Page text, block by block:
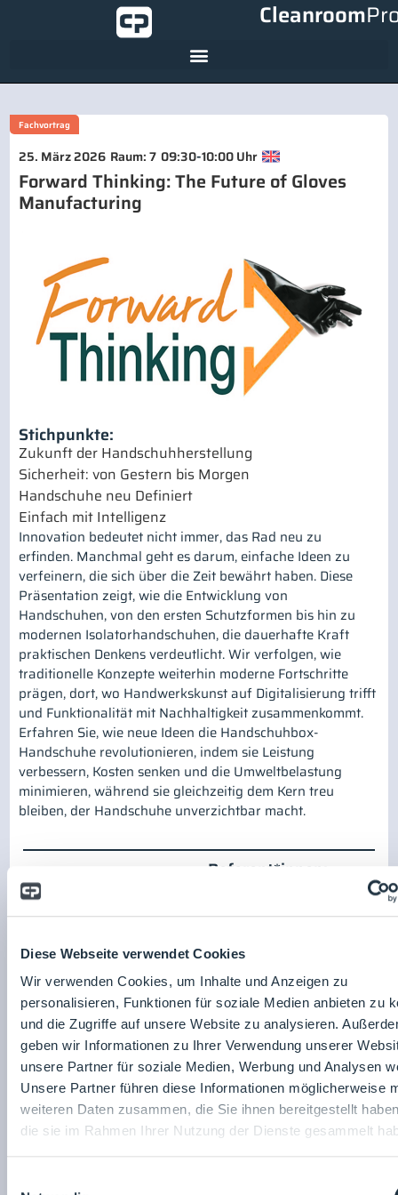
Diese Webseite verwendet Cookies
Wir verwenden Cookies, um Inhalte und Anzeigen zu
personalisieren, Funktionen für soziale Medien anbieten zu
und die Zugriffe auf unsere Website zu analysieren.
geben wir Informationen zu Ihrer Verwendung unserer
unsere Partner für soziale Medien, Werbung und Analysen
Unsere Partner führen diese Informationen möglicherweise
weiteren Daten zusammen, die Sie ihnen bereitgestellt
die sie im Rahmen Ihrer Nutzung der Dienste gesammelt
Cleanroom
Fachvortrag
25. März 2026 Raum: 7 09:30-10:00 Uhr
Forward Thinking: The Future of Gloves
Manufacturing
Stichpunkte:
Zukunft der Handschuhherstellung
Sicherheit: von Gestern bis Morgen
Handschuhe neu Definiert
Einfach mit Intelligenz
Innovation bedeutet nicht immer, das Rad neu zu
erfinden. Manchmal geht es darum, einfache Ideen zu
verfeinern, die sich über die Zeit bewährt haben. Diese
Präsentation zeigt, wie die Entwicklung von
Handschuhen, von den ersten Schutzformen bis hin zu
modernen Isolatorhandschuhen, die dauerhafte Kraft
praktischen Denkens verdeutlicht. Wir verfolgen, wie
traditionelle Konzepte weiterhin moderne Fortschritte
prägen, dort, wo Handwerkskunst auf Digitalisierung trifft
und Funktionalität mit Nachhaltigkeit zusammenkommt.
Erfahren Sie, wie neue Ideen die Handschuhbox-
Handschuhe revolutionieren, indem sie Leistung
verbessern, Kosten senken und die Umweltbelastung
minimieren, während sie gleichzeitig dem Kern treu
bleiben, der Handschuhe unverzichtbar macht.
Referent*innen:
Dr Jud M. Badran
AL Glove Systems
GmbH
Zum Unternehmensprofil